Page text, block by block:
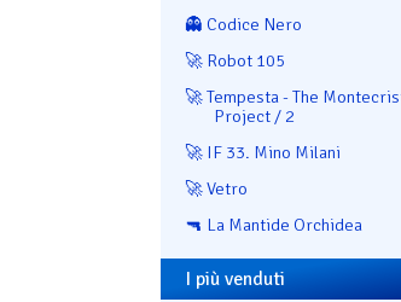
👻 Codice Nero
🚀 Robot 105
🚀 Tempesta - The
Project / 2
🚀 IF 33. Mino Milani
🚀 Vetro
🔫 La Mantide Orchidea
I più venduti